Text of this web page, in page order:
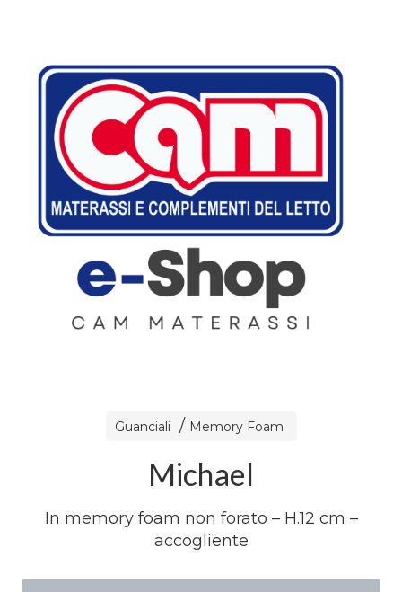
Guanciali Memory Foam
Michael
In memory foam non forato – H.12 cm –
accogliente